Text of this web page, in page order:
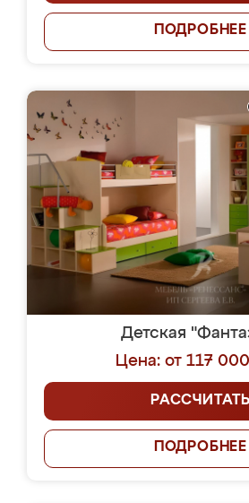
ПОДРОБНЕЕ
Детская
Цена: от 117
РАССЧИТАТЬ
ПОДРОБНЕЕ